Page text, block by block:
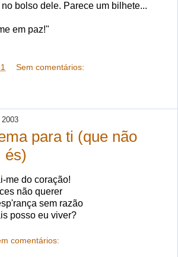
bolso dele. Parece um bilhete...
em paz!"
Sem comentários:
para ti (que não
és)
me do coração!
não querer
sem razão
posso eu viver?
comentários: